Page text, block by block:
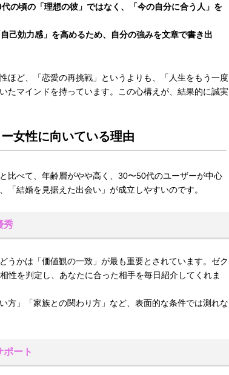
代の頃の「理想の彼」ではなく、「今の自分に合う人」を
己効力感」を高めるため、自分の強みを文章で書き出
ほど、「恋愛の再挑戦」というよりも、「人生をもう一度
たマインドを持っています。この心構えが、結果的に誠実
女性に向いている理由
比べて、年齢層がやや高く、30〜50代のユーザーが中心
「結婚を見据えた出会い」が成立しやすいのです。
秀
うかは「価値観の一致」が最も重要とされています。ゼク
性を判定し、あなたに合った相手を毎日紹介してくれま
方」「家族との関わり方」など、表面的な条件では測れな
ート